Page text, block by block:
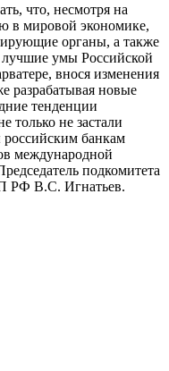
что, несмотря на
в мировой экономике,
органы, а также
лучшие умы Российской
внося изменения
разрабатывая новые
тенденции
только не застали
российским банкам
международной
подкомитета
РФ В.С. Игнатьев.